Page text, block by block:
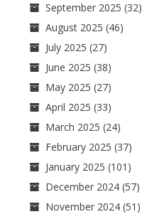
September 2025 (32)
August 2025 (46)
July 2025 (27)
June 2025 (38)
May 2025 (27)
April 2025 (33)
March 2025 (24)
February 2025 (37)
January 2025 (101)
December 2024(57)
November 2024(51)